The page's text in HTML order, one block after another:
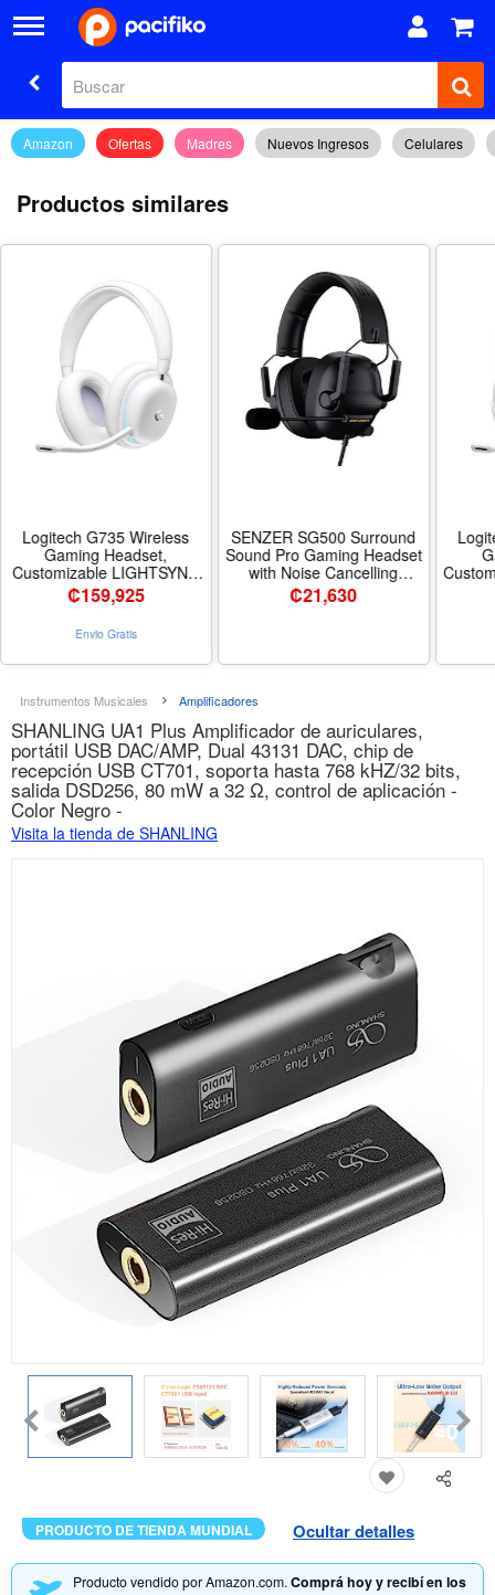
Amazon Ofertas Madres Nuevos Ingresos Celulares
Productos similares
Logitech G735 Wireless
Gaming Headset,
Customizable LIGHTSYNC
RGB Lighting, Bluetooth,
3.5 MM Aux Compatible
with PC, Mobile Devices,
Detachable Mic - White Mist
- Estilo Headset
₡159,925
Envio Gratis
SENZER SG500 Surround
Sound Pro Gaming Headset
with Noise Cancelling
Microphone - Soft Memory
Foam Padding - Portable
Switch - Black - Color Black
₡21,630
Instrumentos Musicales Amplificadores
SHANLING UA1 Plus Amplificador de auriculares,
portátil USB DAC/AMP, Dual 43131 DAC, chip de
recepción USB CT701, soporta hasta 768 kHZ/32 bits,
salida DSD256, 80 mW a 32 Ω, control de aplicación -
Color Negro -
Visita la tienda de SHANLING
PRODUCTO DE TIENDA MUNDIAL Ocultar detalles
Producto vendido por Amazon.com.Comprá hoy y recibí en los